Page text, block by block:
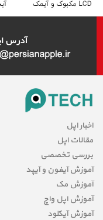
اخبار اپل
مقالات اپل
بررسی تخصصی
آموزش آیفون و آیپد
آموزش مک
آموزش اپل واچ
آموزش آیکلود